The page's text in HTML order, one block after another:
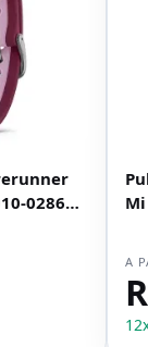
02863-
A
12